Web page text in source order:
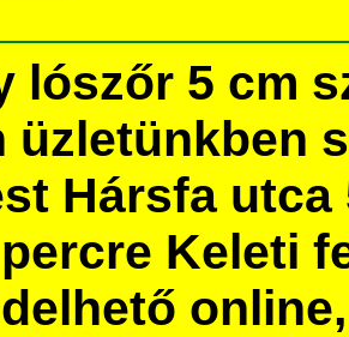
lószőr 5 cm
üzletünkben
Hársfa utca
Keleti